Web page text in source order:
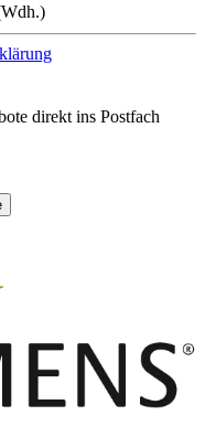
direkt ins Postfach